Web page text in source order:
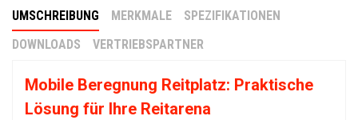
UMSCHREIBUNG MERKMALE
SPEZIFIKATIONEN
DOWNLOADS
VERTRIEBSPARTNER
Mobile Beregnung Reitplatz: Praktische
Lösung für Ihre Reitarena